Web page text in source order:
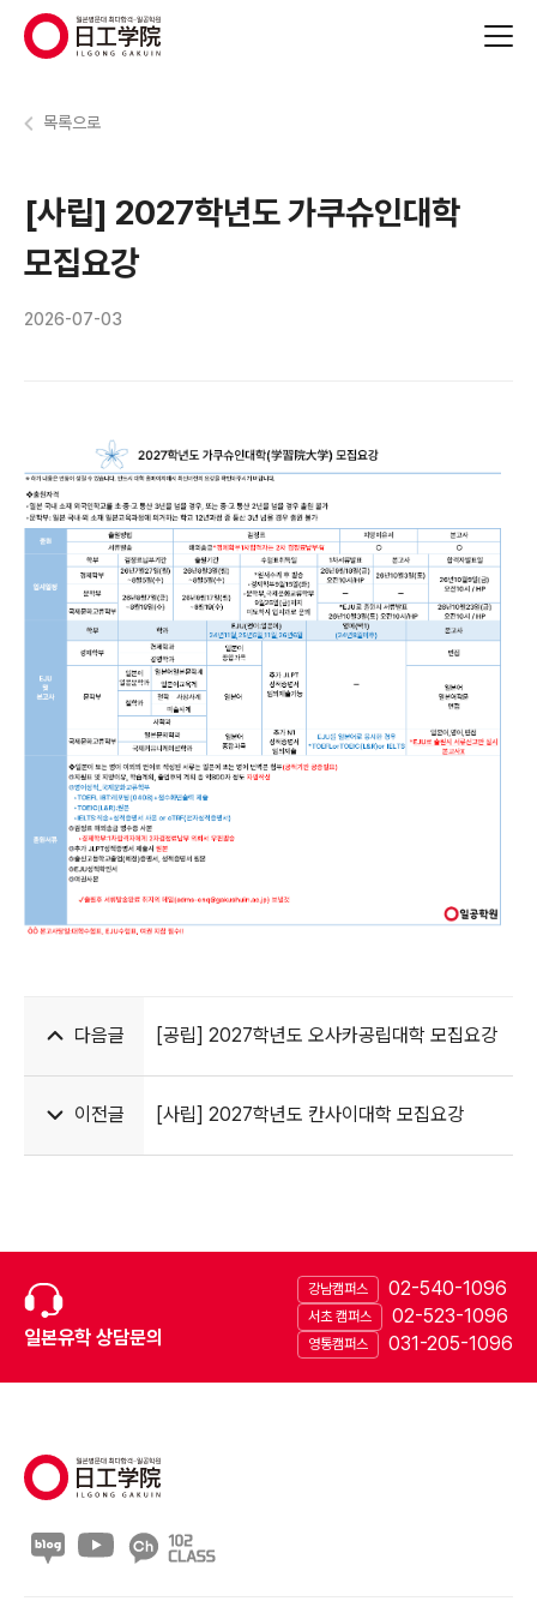
(주)지원에듀
목록으로
[사립] 2027학년도 가쿠슈인대학
모집요강
2026-07-03
다음글 [공립] 2027학년도 오사카공립대학 모집요강
이전글 [사립] 2027학년도 칸사이대학 모집요강
일본유학 상담문의
강남캠퍼스 02-540-1096
서초 캠퍼스 02-523-1096
영통캠퍼스 031-205-1096